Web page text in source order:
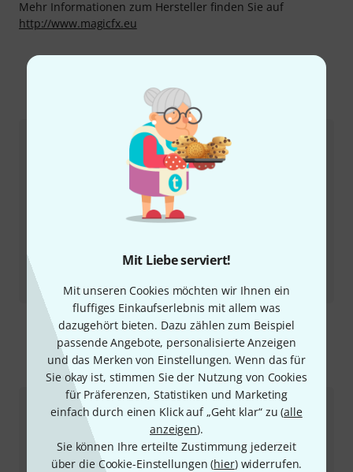
Mit Liebe serviert!
Mit unseren Cookies möchten wir Ihnen ein
fluffiges Einkaufserlebnis mit allem was
dazugehört bieten. Dazu zählen zum Beispiel
passende Angebote, personalisierte Anzeigen
und das Merken von Einstellungen. Wenn das für
Sie okay ist, stimmen Sie der Nutzung von Cookies
für Präferenzen, Statistiken und Marketing
einfach durch einen Klick auf „Geht klar“ zu (alle
anzeigen).
Sie können Ihre erteilte Zustimmung jederzeit
über die Cookie-Einstellungen (hier) widerrufen.
Mehr Informationen zum Hersteller finden Sie auf
http://www.magicfx.eu
Mehr zu Magic FX
Testbericht
Eco2Jet
So erreichen Sie uns
Kundenservice Schweiz